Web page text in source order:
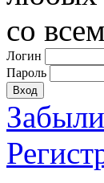
со
Логин
Пароль